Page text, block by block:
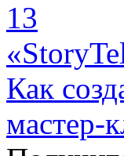
13
Как
мастер-